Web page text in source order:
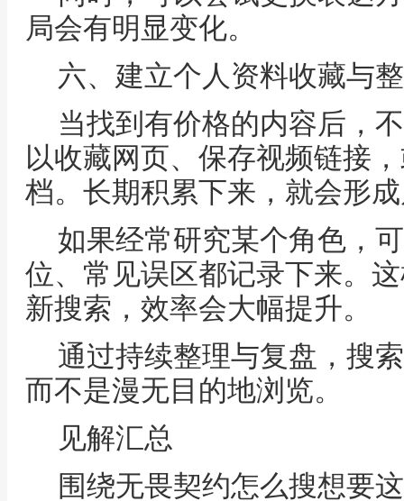
局会有明显变化。
六、建立个人资料收藏与
当找到有价格的内容后，
以收藏网页、保存视频链接
档。长期积累下来，就会形
如果经常研究某个角色，
位、常见误区都记录下来。
新搜索，效率会大幅提升。
通过持续整理与复盘，搜
而不是漫无目的地浏览。
见解汇总
围绕无畏契约怎么搜想要